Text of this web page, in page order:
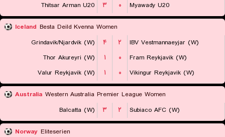
Thitsar Arman U20
۳ ۰ Myawady U20
Iceland Besta Deild Kvenna Women
Grindavik/Njardvik (W)
۴ ۲
IBV Vestmannaeyjar (W)
Thor Akureyri (W)
۱ ۰
Fram Reykjavik (W)
Valur Reykjavik (W)
۱ ۰ Vikingur Reykjavik (W)
Australia Western Australia Premier League Women
Balcatta (W)
۳ ۲ Subiaco AFC (W)
Norway Eliteserien